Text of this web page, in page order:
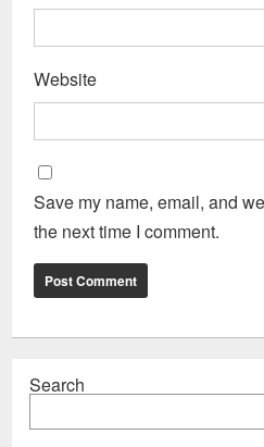
Website
Save my name, email, and
the next time I comment.
Search